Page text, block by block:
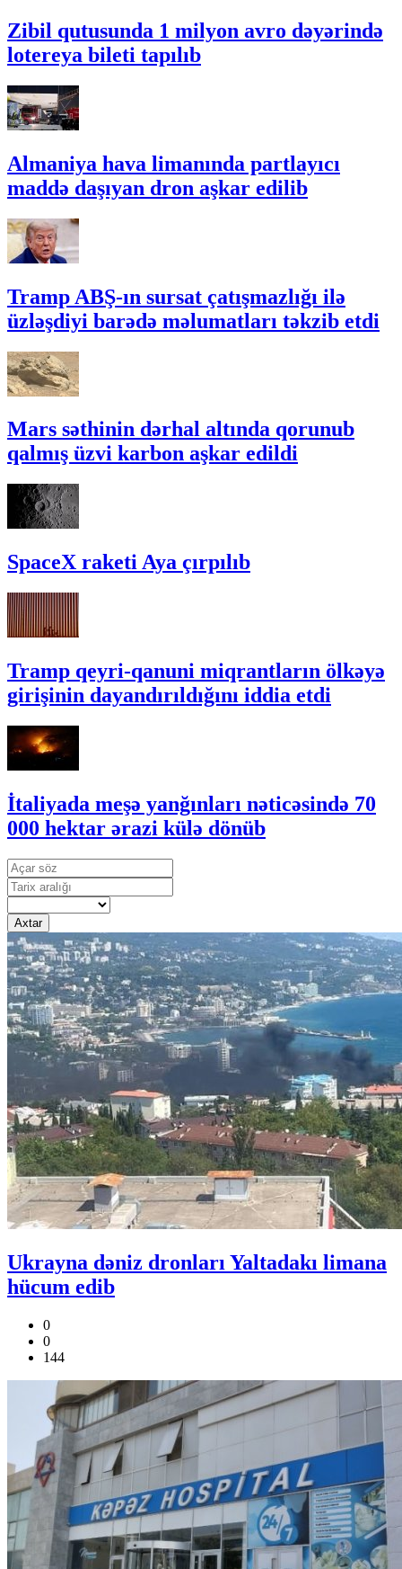
Zibil qutusunda 1 milyon avro dəyərində
lotereya bileti tapılıb
Almaniya hava limanında partlayıcı
maddə daşıyan dron aşkar edilib
Tramp ABŞ-ın sursat çatışmazlığı ilə
üzləşdiyi barədə məlumatları təkzib etdi
Mars səthinin dərhal altında qorunub
qalmış üzvi karbon aşkar edildi
SpaceX raketi Aya çırpılıb
Tramp qeyri-qanuni miqrantların ölkəyə
girişinin dayandırıldığını iddia etdi
İtaliyada meşə yanğınları nəticəsində 70
000 hektar ərazi külə dönüb
Axtar
Ukrayna dəniz dronları Yaltadakı limana
hücum edib
0
0
144